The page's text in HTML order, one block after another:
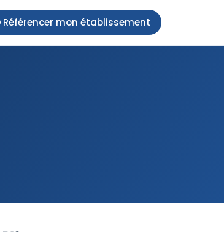
Référencer mon établissement